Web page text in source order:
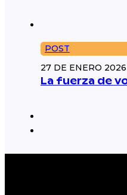
POST
27 DE ENERO 2026
La fuerza de